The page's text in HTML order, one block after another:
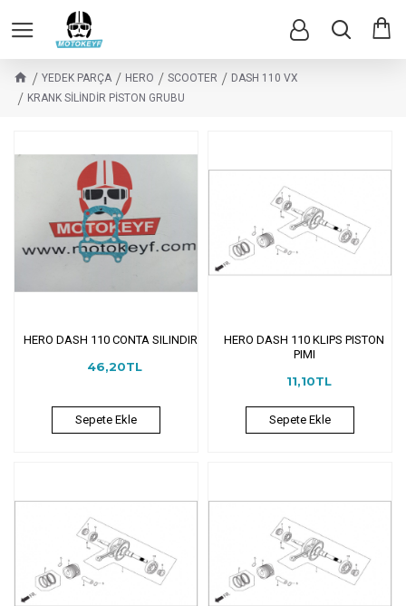
YEDEK PARÇA HERO SCOOTER
DASH 110 VX
KRANK SİLİNDİR PİSTON GRUBU
HERO DASH 110 CONTA SILINDIR
46,20TL
Sepete Ekle
HERO DASH 110 KLIPS PISTON
PIMI
11,10TL
Sepete Ekle